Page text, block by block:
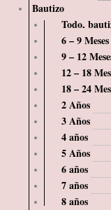
Bautizo
Todo,
6 – 9 Meses
9 – 12
12 – 18
18 – 24
2 Años
3 Años
4 años
5 Años
6 años
7 años
8 años